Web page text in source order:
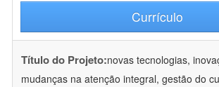
Currículo
Título do Projeto:novas tecnologias,
mudanças na atenção integral, gestão do